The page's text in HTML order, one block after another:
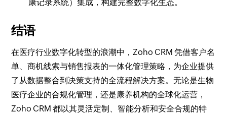
康记录系统）集成，构建完整数字化生态。
结语
在医疗行业数字化转型的浪潮中，Zoho CRM 凭借客户名
单、商机线索与销售报表的一体化管理策略，为企业提供
了从数据整合到决策支持的全流程解决方案。无论是生物
医疗企业的合规化管理，还是康养机构的全球化运营，
Zoho CRM 都以其灵活定制、智能分析和安全合规的特